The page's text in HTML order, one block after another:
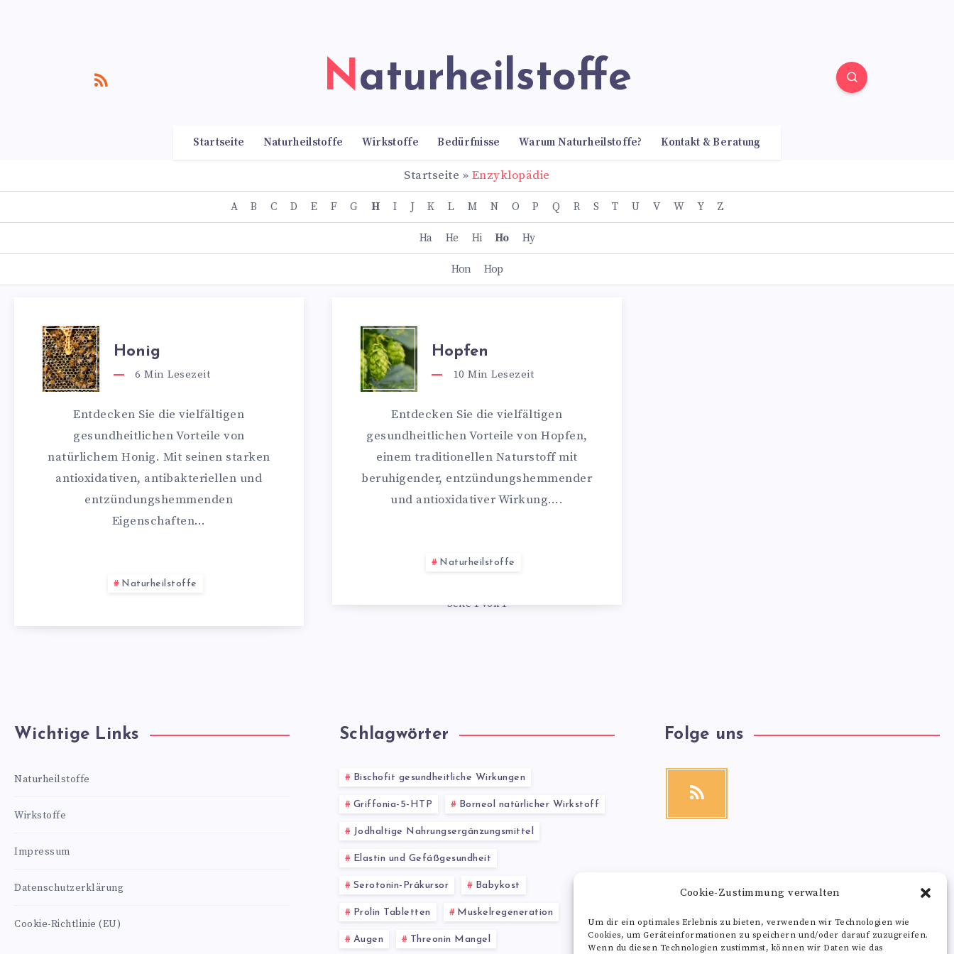
Cookie-Zustimmung verwalten
Um dir ein optimales Erlebnis zu bieten, verwenden wir Technologien wie
Cookies, um Geräteinformationen zu speichern und/oder darauf zuzugreifen.
Wenn du diesen Technologien zustimmst, können wir Daten wie das
Naturheilstoffe
Startseite Naturheilstoffe Wirkstoffe Bedürfnisse Warum Naturheilstoffe? Kontakt & Beratung
Startseite » Enzyklopädie
A B C D E F G H I J K L M N O P Q R S T U V W Y Z
Ha He Hi Ho Hy
Hon Hop
Honig
6 Min Lesezeit
Entdecken Sie die vielfältigen
gesundheitlichen Vorteile von
natürlichem Honig. Mit seinen starken
antioxidativen, antibakteriellen und
entzündungshemmenden
Eigenschaften…
Naturheilstoffe
Hopfen
10 Min Lesezeit
Entdecken Sie die vielfältigen
gesundheitlichen Vorteile von Hopfen,
einem traditionellen Naturstoff mit
beruhigender, entzündungshemmender
und antioxidativer Wirkung….
Naturheilstoffe
Seite 1 von 1
Wichtige Links
Naturheilstoffe
Wirkstoffe
Impressum
Datenschutzerklärung
Cookie-Richtlinie (EU)
Schlagwörter
Bischofit gesundheitliche Wirkungen
Griffonia-5-HTP Borneol natürlicher Wirkstoff
Jodhaltige Nahrungsergänzungsmittel
Elastin und Gefäßgesundheit
Serotonin-Präkursor Babykost
Prolin Tabletten Muskelregeneration
Augen Threonin Mangel
Folge uns
RSS